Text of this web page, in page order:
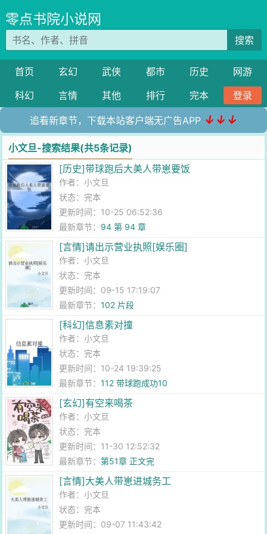
零点书院小说网
搜索
首页 玄幻 武侠 都市 历史
网游
科幻
言情 其他 排行 完本 登录
追看新章节，下载本站客户端无广告APP ↓↓↓
小文旦-搜索结果(共5条记录)
[历史]带球跑后大美人带崽要饭
作者： 小文旦
状态：完本
更新时间：10-25 06:52:36
最新章节： 94 第 94 章
[言情]请出示营业执照[娱乐圈]
作者： 小文旦
状态：完本
更新时间：09-15 17:19:07
最新章节：102 片段
[科幻]信息素对撞
作者： 小文旦
状态：完本
更新时间：10-24 19:39:25
最新章节：112 带球跑成功10
[玄幻]有空来喝茶
作者： 小文旦
状态：完本
更新时间：11-30 12:52:32
最新章节：第51章 正文完
[言情]大美人带崽进城务工
作者： 小文旦
状态：完本
更新时间：09-07 11:43:42